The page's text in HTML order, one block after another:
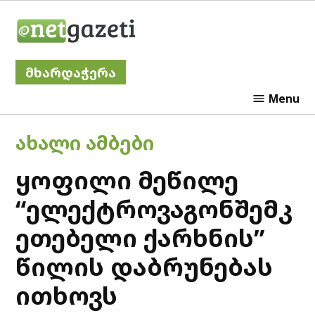
მხარდაჭერა
Menu
POSTED
ᲐᲮᲐᲚᲘ ᲐᲛᲑᲔᲑᲘ
ყოფილი მეწილე
“ელექტროვაგონშემკ
ეთებელი ქარხნის”
წილის დაბრუნებას
ითხოვს